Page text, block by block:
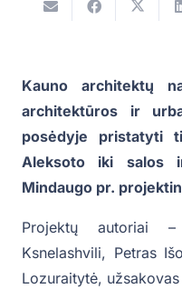
Kauno architektų
architektūros ir
posėdyje pristatyti
Aleksoto iki salos
Mindaugo pr.
Projektų autoriai
Ksnelashvili, Petras
Lozuraitytė,